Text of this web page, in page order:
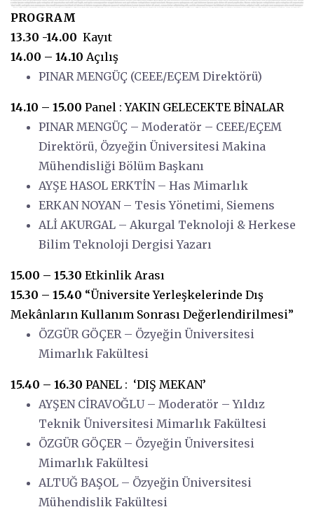
PROGRAM
13.30 -14.00 Kayıt
14.00 – 14.10 Açılış
PINAR MENGÜÇ (CEEE/EÇEM Direktörü)
14.10 – 15.00 Panel : YAKIN GELECEKTE BİNALAR
PINAR MENGÜÇ – Moderatör – CEEE/EÇEM
Direktörü, Özyeğin Üniversitesi Makina
Mühendisliği Bölüm Başkanı
AYŞE HASOL ERKTİN – Has Mimarlık
ERKAN NOYAN – Tesis Yönetimi, Siemens
ALİ AKURGAL – Akurgal Teknoloji & Herkese
Bilim Teknoloji Dergisi Yazarı
15.00 – 15.30 Etkinlik Arası
15.30 – 15.40 “Üniversite Yerleşkelerinde Dış
Mekânların Kullanım Sonrası Değerlendirilmesi”
ÖZGÜR GÖÇER – Özyeğin Üniversitesi
Mimarlık Fakültesi
15.40 – 16.30 PANEL : ‘DIŞ MEKAN’
AYŞEN CİRAVOĞLU – Moderatör – Yıldız
Teknik Üniversitesi Mimarlık Fakültesi
ÖZGÜR GÖÇER – Özyeğin Üniversitesi
Mimarlık Fakültesi
ALTUĞ BAŞOL – Özyeğin Üniversitesi
Mühendislik Fakültesi